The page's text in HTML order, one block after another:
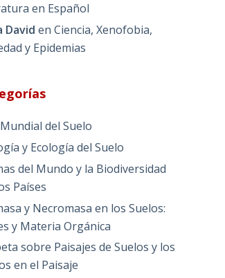
en Español
David enCiencia, Xenofobia,
y Epidemias
del Suelo
y Ecología del Suelo
del Mundo y la Biodiversidad
Países
y Necromasa en los Suelos:
y Materia Orgánica
sobre Paisajes de Suelos y los
en el Paisaje